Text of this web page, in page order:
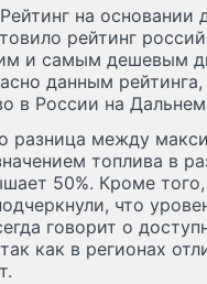
на основании
рейтинг
и самым дешевым
данным
в России на
разница между
топлива в
50%. Кроме
что
говорит о
как в регионах